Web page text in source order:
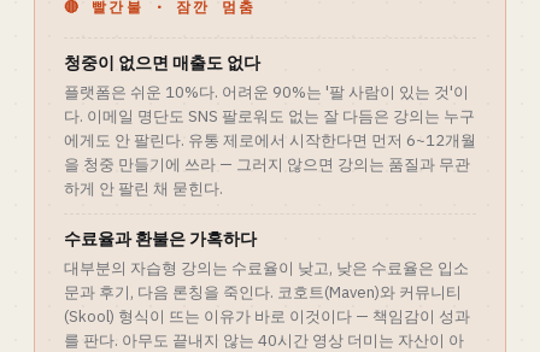
🔴 빨간불 · 잠깐 멈춤
청중이 없으면 매출도 없다
플랫폼은 쉬운 10%다. 어려운 90%는 '팔 사람이 있는 것'이
다. 이메일 명단도 SNS 팔로워도 없는 잘 다듬은 강의는 누구
에게도 안 팔린다. 유통 제로에서 시작한다면 먼저 6~12개월
을 청중 만들기에 쓰라 — 그러지 않으면 강의는 품질과 무관
하게 안 팔린 채 묻힌다.
수료율과 환불은 가혹하다
대부분의 자습형 강의는 수료율이 낮고, 낮은 수료율은 입소
문과 후기, 다음 론칭을 죽인다. 코호트(Maven)와 커뮤니티
(Skool) 형식이 뜨는 이유가 바로 이것이다 — 책임감이 성과
를 판다. 아무도 끝내지 않는 40시간 영상 더미는 자산이 아